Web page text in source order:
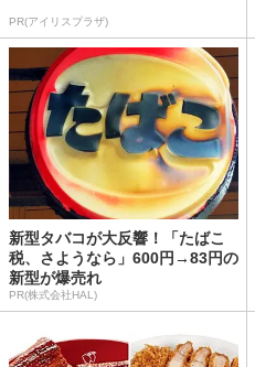
PR(アイリスプラザ)
新型タバコが大反響！「たばこ
税、さようなら」600円→83円の
新型が爆売れ
PR(株式会社HAL)